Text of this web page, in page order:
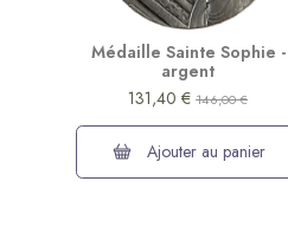
Médaille Sainte Sophie -
argent
131,40 €146,00 €
Ajouter au panier